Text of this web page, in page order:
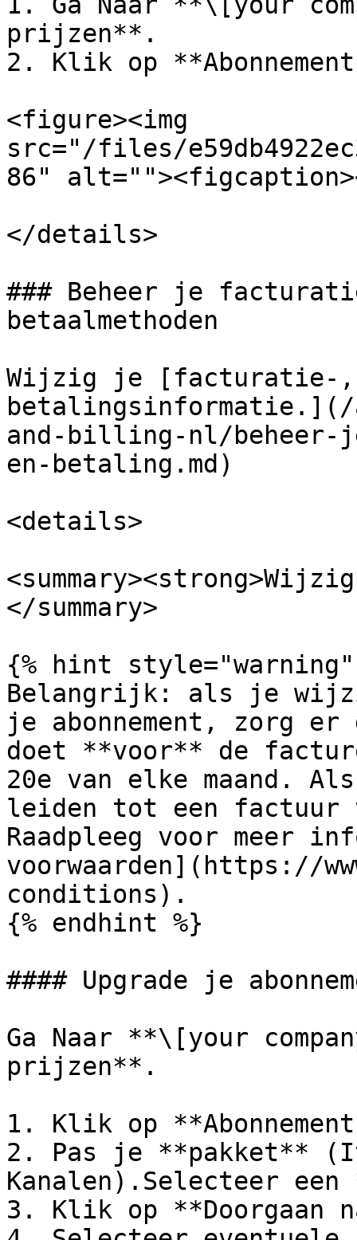
prijzen**.
2. Klik op
<figure><img
src="/files/
86"
</details>
### Beheer je
betaalmethoden
Wijzig je [facturatie-
and-billing-nl/beheer-
en-betaling.md)
<details>
</summary>
{% hint style="warning"
Belangrijk: als je
je abonnement, zorg
doet **voor** de
20e van elke maand.
leiden tot een factuur
Raadpleeg voor meer
voorwaarden](https://
conditions).
{% endhint %}
#### Upgrade je
Ga Naar **\[your
prijzen**.
1. Klik op
2. Pas je **pakket**
Kanalen).Selecteer een
3. Klik op **Doorgaan